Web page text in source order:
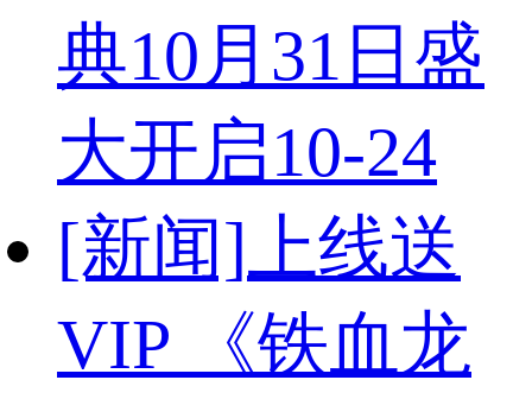
典10月31日盛
大开启10-24
[新闻]上线送
VIP 《铁血龙